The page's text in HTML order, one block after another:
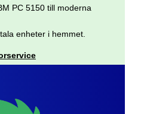
PC 5150 till moderna
enheter i hemmet.